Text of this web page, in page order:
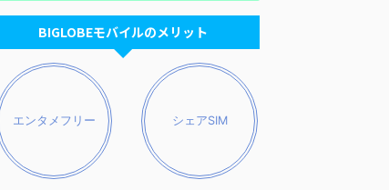
BIGLOBEモバイルのメリット
エンタメフリー シェアSIM